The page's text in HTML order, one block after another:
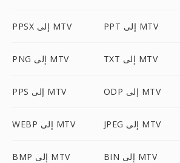
PPSX إلى MTV PPT إلى MTV
PNG إلى MTV TXT إلى MTV
PPS إلى MTV ODP إلى MTV
WEBP إلى MTV JPEG إلى MTV
BMP إلى MTV BIN إلى MTV